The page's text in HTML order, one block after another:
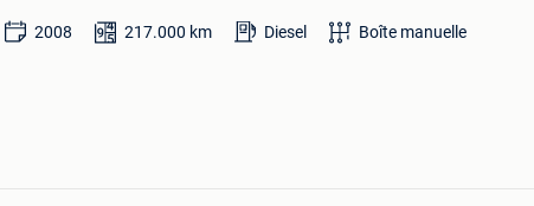
2008 217.000 km Diesel Boîte manuelle